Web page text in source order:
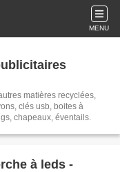
MENU
matières recyclées,
clés usb, boites à
chapeaux, éventails.
à leds -